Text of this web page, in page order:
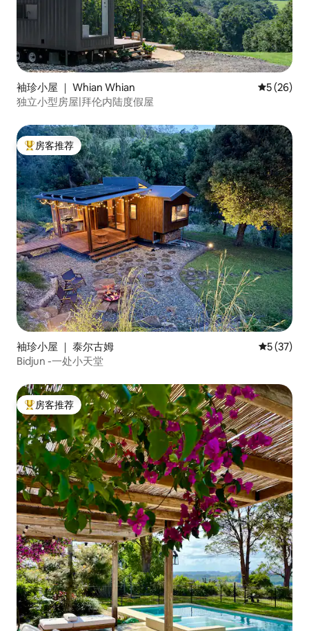
袖珍小屋 ｜ Whian Whian 平均评分
5 (26)
独立小型房屋|拜伦内陆度假屋
热门「房客推荐」
房客推荐
袖珍小屋 ｜ 泰尔古姆 平均评分
5 (37)
Bidjun -一处小天堂
热门「房客推荐」
房客推荐